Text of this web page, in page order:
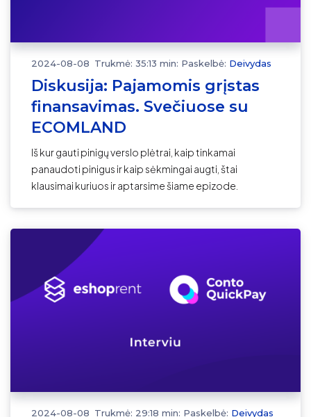
2024-08-08 Trukmė: 35:13 min: Paskelbė: Deivydas
Diskusija: Pajamomis grįstas
finansavimas. Svečiuose su
ECOMLAND
Iš kur gauti pinigų verslo plėtrai, kaip tinkamai
panaudoti pinigus ir kaip sėkmingai augti, štai
klausimai kuriuos ir aptarsime šiame epizode.
2024-08-08 Trukmė: 29:18 min: Paskelbė: Deivydas